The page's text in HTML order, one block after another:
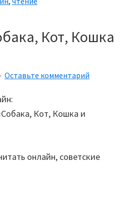
Кот, Кошка
Оставьте комментарий
Кот, Кошка и